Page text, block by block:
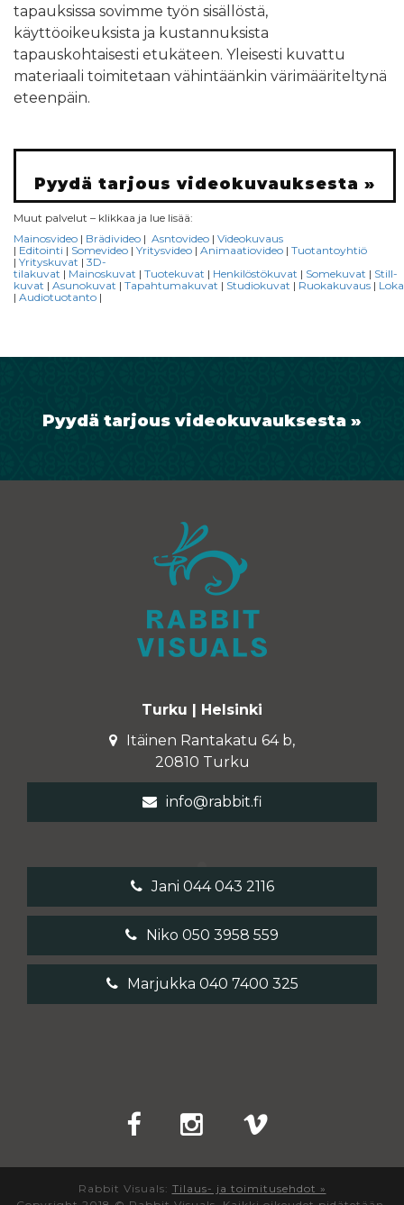
tapauksissa sovimme työn sisällöstä,
käyttöoikeuksista ja kustannuksista
tapauskohtaisesti etukäteen. Yleisesti kuvattu
materiaali toimitetaan vähintäänkin värimääriteltynä
eteenpäin.
Pyydä tarjous videokuvauksesta »
Muut palvelut – klikkaa ja lue lisää:
Mainosvideo | Brädivideo | Asntovideo | Videokuvaus
| Editointi | Somevideo | Yritysvideo | Animaatiovideo | Tuotantoyhtiö
| Yrityskuvat | 3D-
tilakuvat | Mainoskuvat | Tuotekuvat | Henkilöstökuvat | Somekuvat | Still-
kuvat | Asunokuvat | Tapahtumakuvat | Studiokuvat | Ruokakuvaus |
| Audiotuotanto |
Pyydä tarjous videokuvauksesta »
Turku | Helsinki
Itäinen Rantakatu 64 b,
20810 Turku
info@rabbit.fi
Jani 044 043 2116
Niko 050 3958 559
Marjukka 040 7400 325
Rabbit Visuals: Tilaus- ja toimitusehdot »